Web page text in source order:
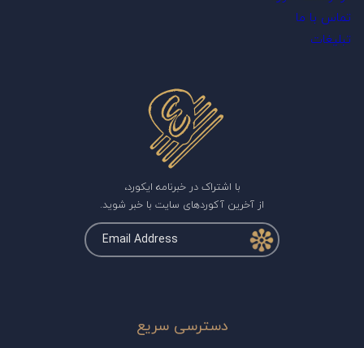
تماس با ما
تبلیغات
با اشتراک در خبرنامه ایکورد،
از آخرین آکوردهای سایت با خبر شوید.
دسترسی سریع